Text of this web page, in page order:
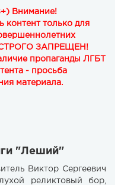
Внимание!
контент только для
СТРОГО ЗАПРЕЩЕН!
пропаганды ЛГБТ
- просьба
материала.
"Леший"
Виктор Сергеевич
реликтовый бор,